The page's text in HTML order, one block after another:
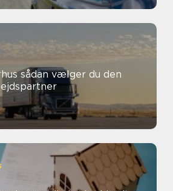
du den